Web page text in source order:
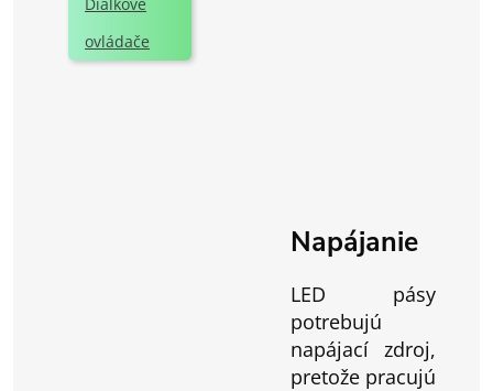
ovládače
Napájanie
LED pásy
potrebujú
napájací zdroj,
pretože pracujú